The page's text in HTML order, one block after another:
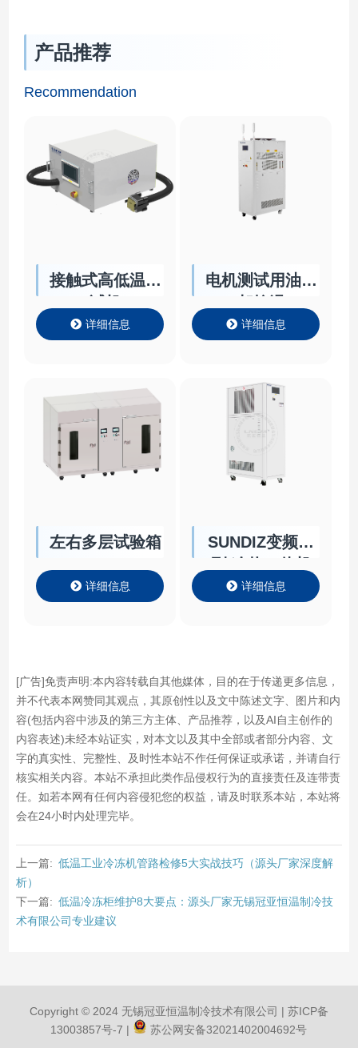
产品推荐
Recommendation
接触式高低温测
详细信息
电机测试用油冷
详细信息
左右多层试验箱
详细信息
SUNDIZ变频系
详细信息
[广告]免责声明:本内容转载自其他媒体，目的在于传递更多信息，
并不代表本网赞同其观点，其原创性以及文中陈述文字、图片和内
容(包括内容中涉及的第三方主体、产品推荐，以及AI自主创作的
内容表述)未经本站证实，对本文以及其中全部或者部分内容、文
字的真实性、完整性、及时性本站不作任何保证或承诺，并请自行
核实相关内容。本站不承担此类作品侵权行为的直接责任及连带责
任。如若本网有任何内容侵犯您的权益，请及时联系本站，本站将
会在24小时内处理完毕。
上一篇: 低温工业冷冻机管路检修5大实战技巧（源头厂家深度解
析）
下一篇: 低温冷冻柜维护8大要点：源头厂家无锡冠亚恒温制冷技
术有限公司专业建议
Copyright © 2024 无锡冠亚恒温制冷技术有限公司 | 苏ICP备
13003857号-7 | 苏公网安备32021402004692号